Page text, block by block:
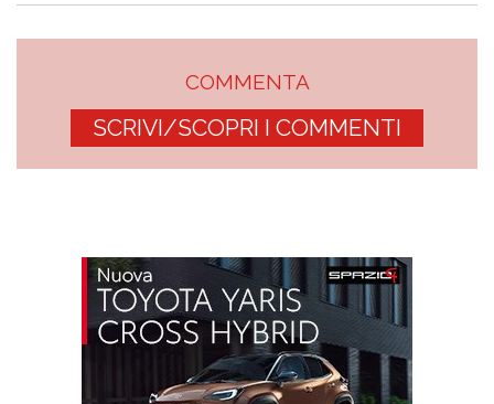
COMMENTA
SCRIVI/SCOPRI I COMMENTI